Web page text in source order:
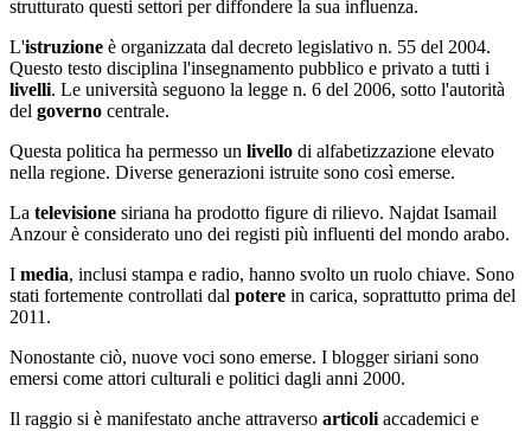
strutturato questi settori per diffondere la sua influenza.
L'istruzione è organizzata dal decreto legislativo n. 55 del 2004.
Questo testo disciplina l'insegnamento pubblico e privato a tutti i
livelli. Le università seguono la legge n. 6 del 2006, sotto l'autorità
del governo centrale.
Questa politica ha permesso un livello di alfabetizzazione elevato
nella regione. Diverse generazioni istruite sono così emerse.
La televisione siriana ha prodotto figure di rilievo. Najdat Isamail
Anzour è considerato uno dei registi più influenti del mondo arabo.
I media, inclusi stampa e radio, hanno svolto un ruolo chiave. Sono
stati fortemente controllati dal potere in carica, soprattutto prima del
2011.
Nonostante ciò, nuove voci sono emerse. I blogger siriani sono
emersi come attori culturali e politici dagli anni 2000.
Il raggio si è manifestato anche attraverso articoli accademici e